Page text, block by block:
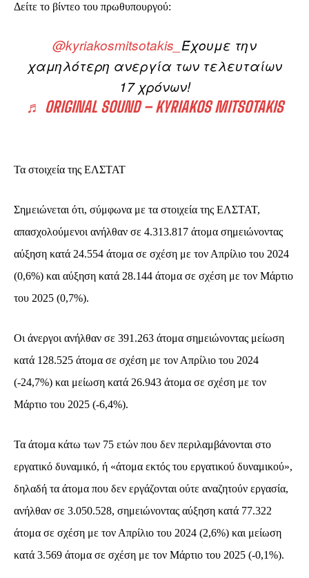
Δείτε το βίντεο του πρωθυπουργού:
@kyriakosmitsotakis_ Έχουμε την
χαμηλότερη ανεργία των τελευταίων
17 χρόνων!
♬ ORIGINAL SOUND – KYRIAKOS MITSOTAKIS
Τα στοιχεία της ΕΛΣΤΑΤ
Σημειώνεται ότι, σύμφωνα με τα στοιχεία της ΕΛΣΤΑΤ,
απασχολούμενοι ανήλθαν σε 4.313.817 άτομα σημειώνοντας
αύξηση κατά 24.554 άτομα σε σχέση με τον Απρίλιο του 2024
(0,6%) και αύξηση κατά 28.144 άτομα σε σχέση με τον Μάρτιο
του 2025 (0,7%).
Οι άνεργοι ανήλθαν σε 391.263 άτομα σημειώνοντας μείωση
κατά 128.525 άτομα σε σχέση με τον Απρίλιο του 2024
(-24,7%) και μείωση κατά 26.943 άτομα σε σχέση με τον
Μάρτιο του 2025 (-6,4%).
Τα άτομα κάτω των 75 ετών που δεν περιλαμβάνονται στο
εργατικό δυναμικό, ή «άτομα εκτός του εργατικού δυναμικού»,
δηλαδή τα άτομα που δεν εργάζονται ούτε αναζητούν εργασία,
ανήλθαν σε 3.050.528, σημειώνοντας αύξηση κατά 77.322
άτομα σε σχέση με τον Απρίλιο του 2024 (2,6%) και μείωση
κατά 3.569 άτομα σε σχέση με τον Μάρτιο του 2025 (-0,1%).